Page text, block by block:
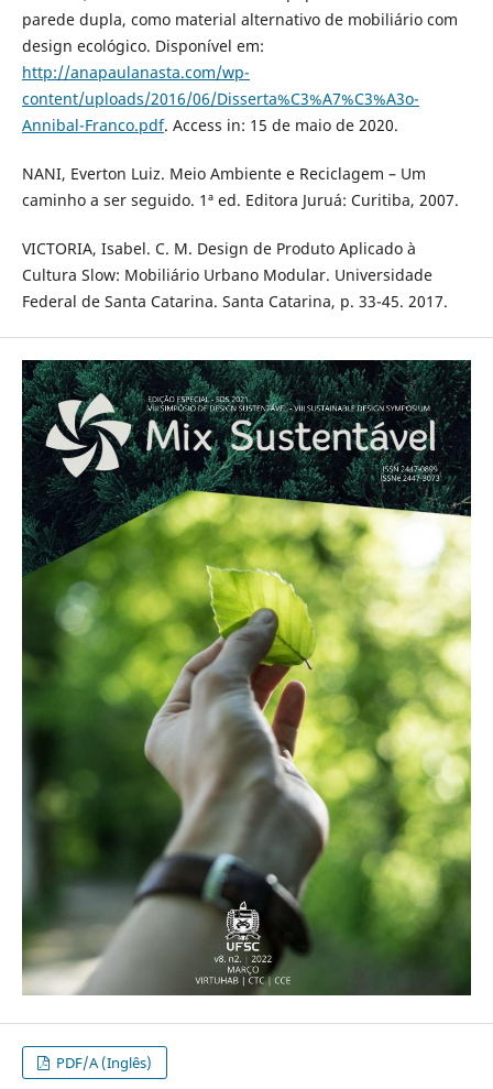
parede dupla, como material alternativo de mobiliário com
design ecológico. Disponível em:
http://anapaulanasta.com/wp-
content/uploads/2016/06/Disserta%C3%A7%C3%A3o-
Annibal-Franco.pdf. Access in: 15 de maio de 2020.
NANI, Everton Luiz. Meio Ambiente e Reciclagem – Um
caminho a ser seguido. 1ª ed. Editora Juruá: Curitiba, 2007.
VICTORIA, Isabel. C. M. Design de Produto Aplicado à
Cultura Slow: Mobiliário Urbano Modular. Universidade
Federal de Santa Catarina. Santa Catarina, p. 33-45. 2017.
PDF/A (Inglês)